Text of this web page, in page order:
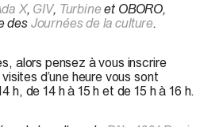
X, GIV, Turbine et OBORO,
des Journées de la culture.
alors pensez à vous inscrire
d’une heure vous sont
h, de 14 h à 15 h et de 15 h à 16 h.